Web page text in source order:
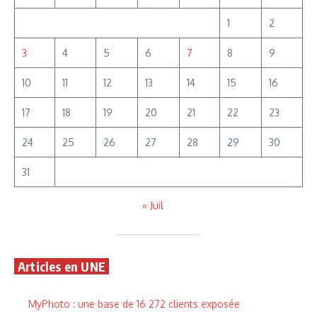
1 2
3 4 5 6 7 8 9
10 11 12 13 14 15 16
17 18 19 20 21 22 23
24 25 26 27 28 29 30
31
« Juil
Articles en UNE
MyPhoto : une base de 16 272 clients exposée